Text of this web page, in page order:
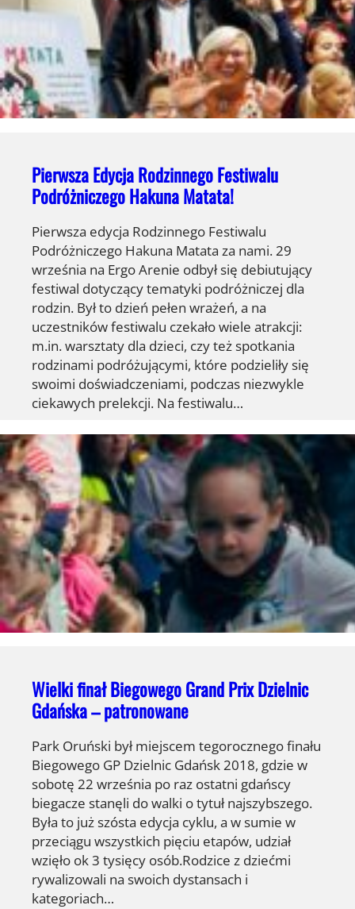
Pierwsza Edycja Rodzinnego Festiwalu
Podróżniczego Hakuna Matata!
Pierwsza edycja Rodzinnego Festiwalu
Podróżniczego Hakuna Matata za nami. 29
września na Ergo Arenie odbył się debiutujący
festiwal dotyczący tematyki podróżniczej dla
rodzin. Był to dzień pełen wrażeń, a na
uczestników festiwalu czekało wiele atrakcji:
m.in. warsztaty dla dzieci, czy też spotkania
rodzinami podróżującymi, które podzieliły się
swoimi doświadczeniami, podczas niezwykle
ciekawych prelekcji. Na festiwalu…
Wielki finał Biegowego Grand Prix Dzielnic
Gdańska – patronowane
Park Oruński był miejscem tegorocznego finału
Biegowego GP Dzielnic Gdańsk 2018, gdzie w
sobotę 22 września po raz ostatni gdańscy
biegacze stanęli do walki o tytuł najszybszego.
Była to już szósta edycja cyklu, a w sumie w
przeciągu wszystkich pięciu etapów, udział
wzięło ok 3 tysięcy osób.Rodzice z dziećmi
rywalizowali na swoich dystansach i
kategoriach…